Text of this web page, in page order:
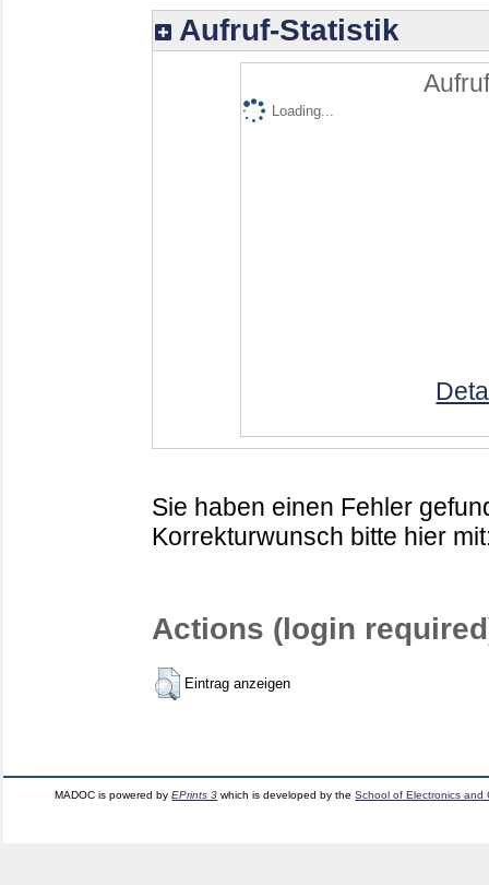
Aufruf-Statistik
Loading...
Sie haben einen Fehler
Korrekturwunsch bitte hier
Actions (login
Eintrag anzeigen
MADOC is powered byEPrints 3 which is developed by theSchool of Electronics and